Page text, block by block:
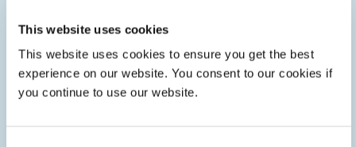
This website uses cookies
This website uses cookies to ensure you get the best
experience on our website. You consent to our cookies if
you continue to use our website.